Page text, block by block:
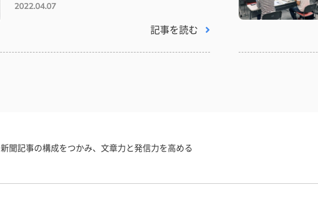
2022.04.07
記事を読む
新聞記事の構成をつかみ、文章力と発信力を高める